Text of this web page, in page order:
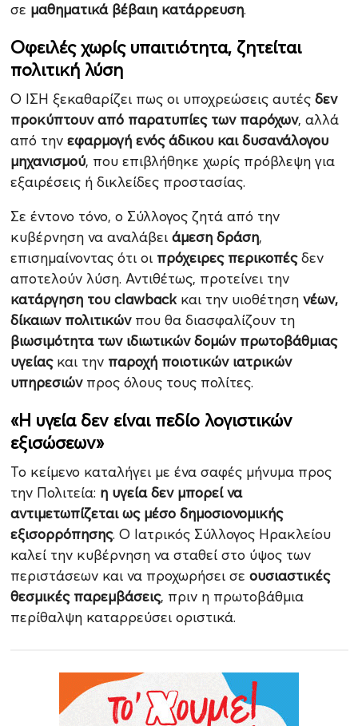
σε μαθηματικά βέβαιη κατάρρευση.
Οφειλές χωρίς υπαιτιότητα, ζητείται
πολιτική λύση
Ο ΙΣΗ ξεκαθαρίζει πως οι υποχρεώσεις αυτές δεν
προκύπτουν από παρατυπίες των παρόχων, αλλά
από την εφαρμογή ενός άδικου και δυσανάλογου
μηχανισμού, που επιβλήθηκε χωρίς πρόβλεψη για
εξαιρέσεις ή δικλείδες προστασίας.
Σε έντονο τόνο, ο Σύλλογος ζητά από την
κυβέρνηση να αναλάβει άμεση δράση,
επισημαίνοντας ότι οι πρόχειρες περικοπέςδεν
αποτελούν λύση. Αντιθέτως, προτείνει την
κατάργηση του clawbackκαι την υιοθέτηση νέων,
δίκαιων πολιτικώνπου θα διασφαλίζουν τη
βιωσιμότητα των ιδιωτικών δομών πρωτοβάθμιας
υγείαςκαι την παροχή ποιοτικών ιατρικών
υπηρεσιώνπρος όλους τους πολίτες.
«Η υγεία δεν είναι πεδίο λογιστικών
εξισώσεων»
Το κείμενο καταλήγει με ένα σαφές μήνυμα προς
την Πολιτεία: η υγεία δεν μπορεί να
αντιμετωπίζεται ως μέσο δημοσιονομικής
εξισορρόπησης. Ο Ιατρικός Σύλλογος Ηρακλείου
καλεί την κυβέρνηση να σταθεί στο ύψος των
περιστάσεων και να προχωρήσει σε ουσιαστικές
θεσμικές παρεμβάσεις, πριν η πρωτοβάθμια
περίθαλψη καταρρεύσει οριστικά.